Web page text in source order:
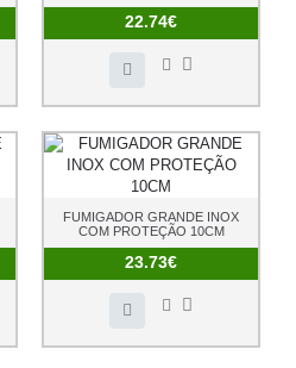
22.74€
FUMIGADOR GRANDE INOX
COM PROTEÇÃO 10CM
23.73€